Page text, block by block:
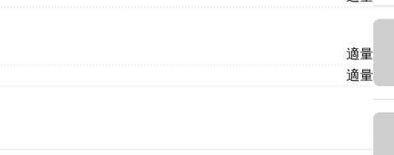
適量
適量